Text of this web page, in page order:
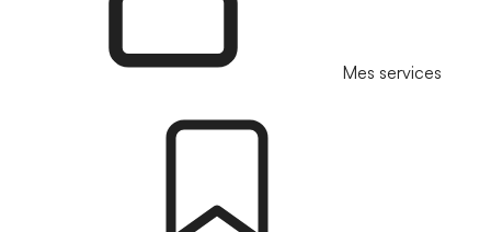
Mes services